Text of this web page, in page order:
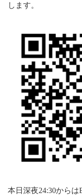
します。
本日深夜24:30からは